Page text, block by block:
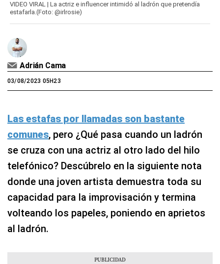
VIDEO VIRAL | La actriz e influencer intimidó al ladrón que pretendía
estafarla.(Foto: @irlrosie)
Adrián Cama
03/08/2023 05H23
Las estafas por llamadas son bastante
comunes, pero ¿Qué pasa cuando un ladrón
se cruza con una actriz al otro lado del hilo
telefónico? Descúbrelo en la siguiente nota
donde una joven artista demuestra toda su
capacidad para la improvisación y termina
volteando los papeles, poniendo en aprietos
al ladrón.